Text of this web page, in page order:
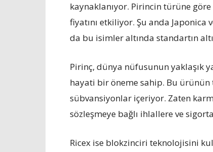
kaynaklanıyor. Pirincin türüne
fiyatını etkiliyor. Şu anda
da bu isimler altında standartın
Pirinç, dünya nüfusunun yaklaşık
hayati bir öneme sahip. Bu
sübvansiyonlar içeriyor. Zaten
sözleşmeye bağlı ihlallere ve
Ricex ise blokzinciri teknolojisini